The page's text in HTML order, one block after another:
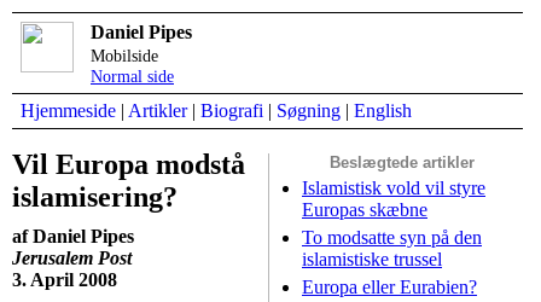
Daniel Pipes
Mobilside
Normal side
Hjemmeside | Artikler| Biografi | Søgning | English
Beslægtede artikler
Islamistisk vold vil styre
Europas skæbne
To modsatte syn på den
islamistiske trussel
Europa eller Eurabien?
Vil Europa modstå
islamisering?
af Daniel Pipes
Jerusalem Post
3. April 2008